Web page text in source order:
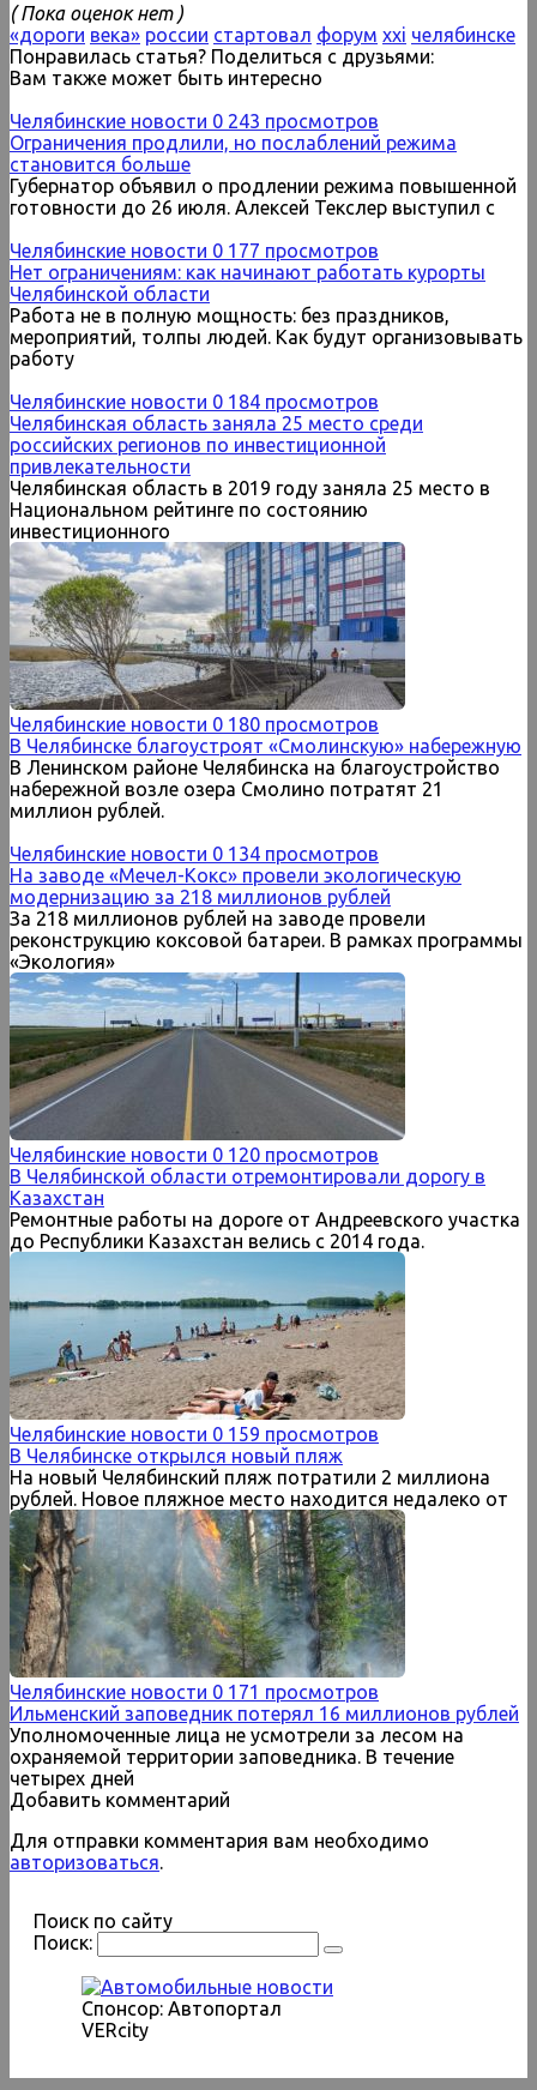
( Пока оценок нет )
«дороги века» россии стартовал форум ххi челябинске
Понравилась статья? Поделиться с друзьями:
Вам также может быть интересно
Челябинские новости 0 243 просмотров
Ограничения продлили, но послаблений режима
становится больше
Губернатор объявил о продлении режима повышенной
готовности до 26 июля. Алексей Текслер выступил с
Челябинские новости 0 177 просмотров
Нет ограничениям: как начинают работать курорты
Челябинской области
Работа не в полную мощность: без праздников,
мероприятий, толпы людей. Как будут организовывать
работу
Челябинские новости 0 184 просмотров
Челябинская область заняла 25 место среди
российских регионов по инвестиционной
привлекательности
Челябинская область в 2019 году заняла 25 место в
Национальном рейтинге по состоянию
инвестиционного
Челябинские новости 0 180 просмотров
В Челябинске благоустроят «Смолинскую» набережную
В Ленинском районе Челябинска на благоустройство
набережной возле озера Смолино потратят 21
миллион рублей.
Челябинские новости 0 134 просмотров
На заводе «Мечел-Кокс» провели экологическую
модернизацию за 218 миллионов рублей
За 218 миллионов рублей на заводе провели
реконструкцию коксовой батареи. В рамках программы
«Экология»
Челябинские новости 0 120 просмотров
В Челябинской области отремонтировали дорогу в
Казахстан
Ремонтные работы на дороге от Андреевского участка
до Республики Казахстан велись с 2014 года.
Челябинские новости 0 159 просмотров
В Челябинске открылся новый пляж
На новый Челябинский пляж потратили 2 миллиона
рублей. Новое пляжное место находится недалеко от
Челябинские новости 0 171 просмотров
Ильменский заповедник потерял 16 миллионов рублей
Уполномоченные лица не усмотрели за лесом на
охраняемой территории заповедника. В течение
четырех дней
Добавить комментарий
Для отправки комментария вам необходимо
авторизоваться.
Поиск по сайту
Поиск:
Спонсор: Автопортал
VERcity